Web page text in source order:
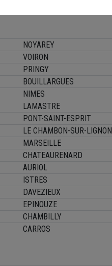
NOYAREY
VOIRON
PRINGY
BOUILLARGUES
NIMES
LAMASTRE
PONT-SAINT-ESPRIT
LE CHAMBON-SUR-LIGNON
MARSEILLE
CHATEAURENARD
AURIOL
ISTRES
DAVEZIEUX
EPINOUZE
CHAMBILLY
CARROS